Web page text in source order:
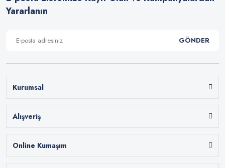
Yararlanın
GÖNDER
Kurumsal
Alışveriş
Online Kumaşım